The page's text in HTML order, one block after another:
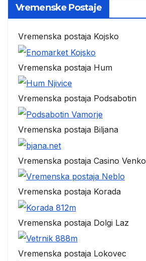
Vremenske Postaje
Vremenska postaja Kojsko
Vremenska postaja Hum
Vremenska postaja Podsabotin
Vremenska postaja Biljana
Vremenska postaja Casino Venko
Vremenska postaja Korada
Vremenska postaja Dolgi Laz
Vremenska postaja Lokovec